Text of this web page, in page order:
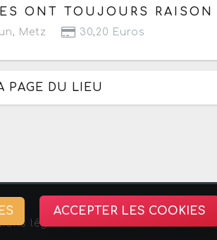
2026 à partir de 20h
ONT TOUJOURS RAISON
, Metz 30,20 Euros
PAGE DU LIEU
légales Association
ACCEPTER LES COOKIES